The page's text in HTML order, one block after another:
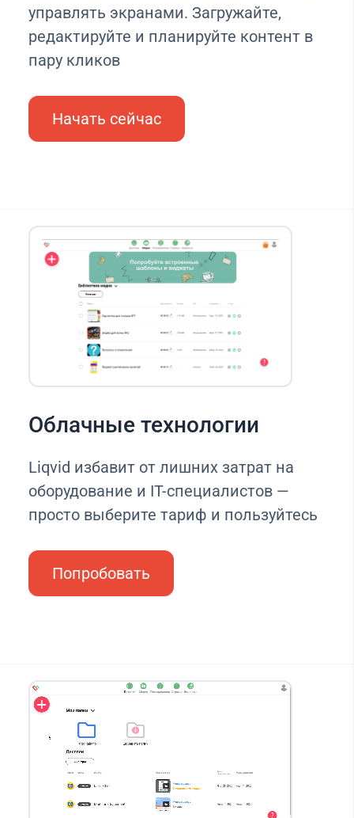
управлять экранами. Загружайте,
редактируйте и планируйте контент в
пару кликов
Начать сейчас
Облачные технологии
Liqvid избавит от лишних затрат на
оборудование и IT-специалистов —
просто выберите тариф и пользуйтесь
Попробовать